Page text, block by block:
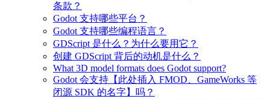
条款？
Godot 支持哪些平台？
Godot 支持哪些编程语言？
GDScript 是什么？为什么要用它？
创建 GDScript 背后的动机是什么？
What 3D model formats does Godot support?
Godot 会支持【此处插入 FMOD、GameWorks 等
闭源 SDK 的名字】吗？